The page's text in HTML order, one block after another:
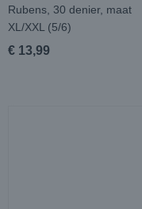
Rubens, 30 denier, maat
XL/XXL (5/6)
€ 13,99